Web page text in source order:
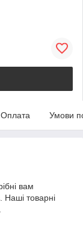
Оплата Умови
вам
Наші товарні